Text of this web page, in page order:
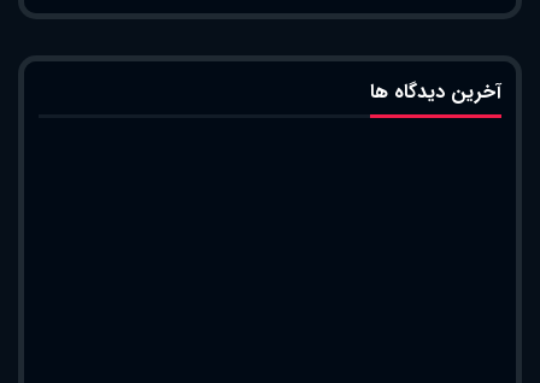
آخرین دیدگاه ها